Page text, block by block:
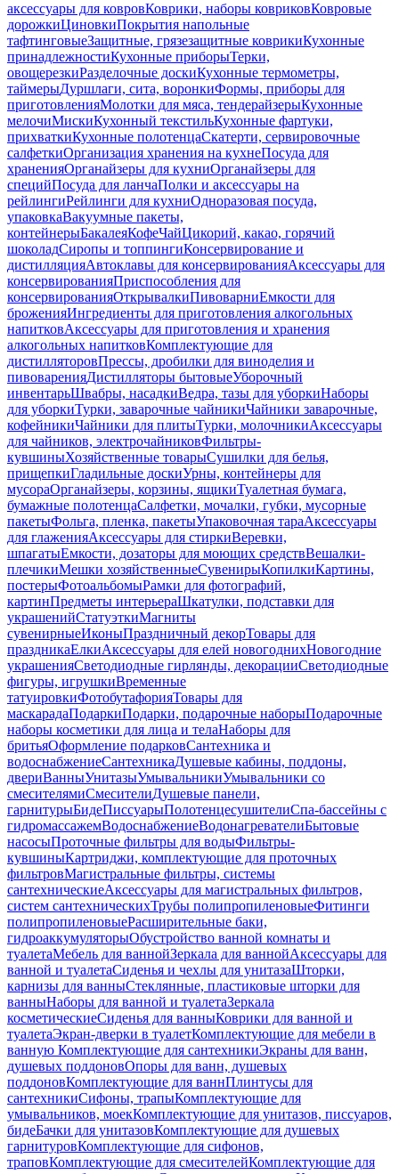
аксессуары для ковровКоврики, наборы ковриковКовровые
дорожкиЦиновкиПокрытия напольные
тафтинговыеЗащитные, грязезащитные коврикиКухонные
принадлежностиКухонные приборыТерки,
овощерезкиРазделочные доскиКухонные термометры,
таймерыДуршлаги, сита, воронкиФормы, приборы для
приготовленияМолотки для мяса, тендерайзерыКухонные
мелочиМискиКухонный текстильКухонные фартуки,
прихваткиКухонные полотенцаСкатерти, сервировочные
салфеткиОрганизация хранения на кухнеПосуда для
храненияОрганайзеры для кухниОрганайзеры для
специйПосуда для ланчаПолки и аксессуары на
рейлингиРейлинги для кухниОдноразовая посуда,
упаковкаВакуумные пакеты,
контейнерыБакалеяКофеЧайЦикорий, какао, горячий
шоколадСиропы и топпингиКонсервирование и
дистилляцияАвтоклавы для консервированияАксессуары для
консервированияПриспособления для
консервированияОткрывалкиПивоварниЕмкости для
броженияИнгредиенты для приготовления алкогольных
напитковАксессуары для приготовления и хранения
алкогольных напитковКомплектующие для
дистилляторовПрессы, дробилки для виноделия и
пивоваренияДистилляторы бытовыеУборочный
инвентарьШвабры, насадкиВедра, тазы для уборкиНаборы
для уборкиТурки, заварочные чайникиЧайники заварочные,
кофейникиЧайники для плитыТурки, молочникиАксессуары
для чайников, электрочайниковФильтры-
кувшиныХозяйственные товарыСушилки для белья,
прищепкиГладильные доскиУрны, контейнеры для
мусораОрганайзеры, корзины, ящикиТуалетная бумага,
бумажные полотенцаСалфетки, мочалки, губки, мусорные
пакетыФольга, пленка, пакетыУпаковочная тараАксессуары
для глаженияАксессуары для стиркиВеревки,
шпагатыЕмкости, дозаторы для моющих средствВешалки-
плечикиМешки хозяйственныеСувенирыКопилкиКартины,
постерыФотоальбомыРамки для фотографий,
картинПредметы интерьераШкатулки, подставки для
украшенийСтатуэткиМагниты
сувенирныеИконыПраздничный декорТовары для
праздникаЕлкиАксессуары для елей новогоднихНовогодние
украшенияСветодиодные гирлянды, декорацииСветодиодные
фигуры, игрушкиВременные
татуировкиФотобутафорияТовары для
маскарадаПодаркиПодарки, подарочные наборыПодарочные
наборы косметики для лица и телаНаборы для
бритьяОформление подарковСантехника и
водоснабжениеСантехникаДушевые кабины, поддоны,
двериВанныУнитазыУмывальникиУмывальники со
смесителямиСмесителиДушевые панели,
гарнитурыБидеПиссуарыПолотенцесушителиСпа-бассейны с
гидромассажемВодоснабжениеВодонагревателиБытовые
насосыПроточные фильтры для водыФильтры-
кувшиныКартриджи, комплектующие для проточных
фильтровМагистральные фильтры, системы
сантехническиеАксессуары для магистральных фильтров,
систем сантехническихТрубы полипропиленовыеФитинги
полипропиленовыеРасширительные баки,
гидроаккумуляторыОбустройство ванной комнаты и
туалетаМебель для ваннойЗеркала для ваннойАксессуары для
ванной и туалетаСиденья и чехлы для унитазаШторки,
карнизы для ванныСтеклянные, пластиковые шторки для
ванныНаборы для ванной и туалетаЗеркала
косметическиеСиденья для ванныКоврики для ванной и
туалетаЭкран-дверки в туалетКомплектующие для мебели в
ванную Комплектующие для сантехникиЭкраны для ванн,
душевых поддоновОпоры для ванн, душевых
поддоновКомплектующие для ваннПлинтусы для
сантехникиСифоны, трапыКомплектующие для
умывальников, моекКомплектующие для унитазов, писсуаров,
бидеБачки для унитазовКомплектующие для душевых
гарнитуровКомплектующие для сифонов,
траповКомплектующие для смесителейКомплектующие для